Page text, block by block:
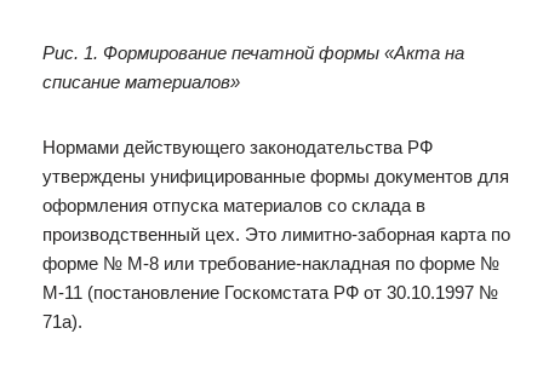
Рис. 1. Формирование печатной формы «Акта на
списание материалов»
Нормами действующего законодательства РФ
утверждены унифицированные формы документов для
оформления отпуска материалов со склада в
производственный цех. Это лимитно-заборная карта по
форме № М-8 или требование-накладная по форме №
М-11 (постановление Госкомстата РФ от 30.10.1997 №
71а).